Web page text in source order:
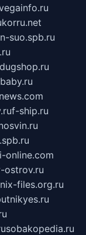
korru.net
suo.spb.ru
dugshop.ru
f-ship.ru
online.com
ostrov.ru
nix-files.org.ru
sobakopedia.ru